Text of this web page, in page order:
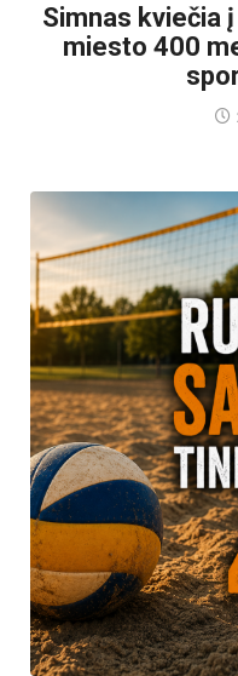
Simnas kviečia
miesto 400